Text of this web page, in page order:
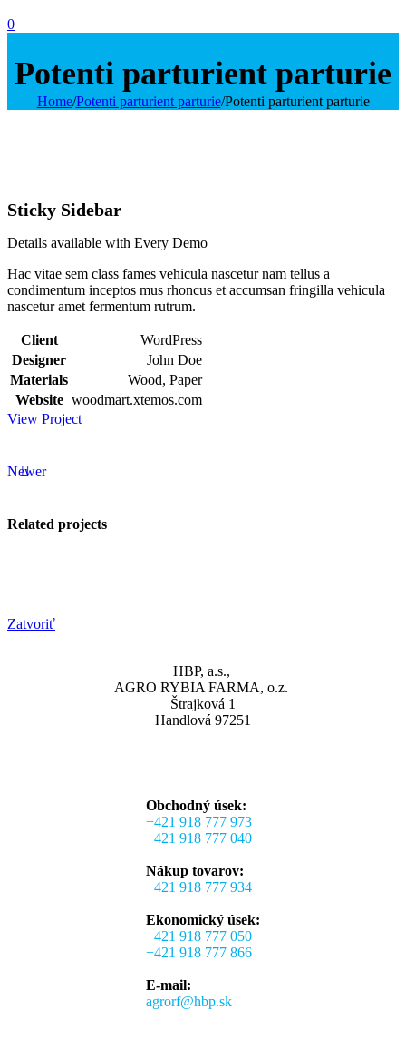
0
Potenti parturient parturie
Home/Potenti parturient parturie/Potenti parturient parturie
Sticky Sidebar
Details available with Every Demo
Hac vitae sem class fames vehicula nascetur nam tellus a
condimentum inceptos mus rhoncus et accumsan fringilla vehicula
nascetur amet fermentum rutrum.
Client
WordPress
Designer
John Doe
Materials
Wood, Paper
Website woodmart.xtemos.com
View Project
Newer
Related projects
Imperdiet mauris a nontin
Zatvoriť
HBP, a.s.,
AGRO RYBIA FARMA, o.z.
Štrajková 1
Handlová 97251
Obchodný úsek:
+421 918 777 973
+421 918 777 040
Nákup tovarov:
+421 918 777 934
Ekonomický úsek:
+421 918 777 050
+421 918 777 866
E-mail:
agrorf@hbp.sk